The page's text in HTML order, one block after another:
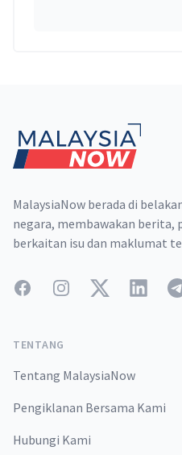
MalaysiaNow berada di
negara, membawakan berita,
berkaitan isu dan maklumat
FacebookInstagramTwitterLinkedIn
TENTANG
Tentang MalaysiaNow
Pengiklanan Bersama Kami
Hubungi Kami